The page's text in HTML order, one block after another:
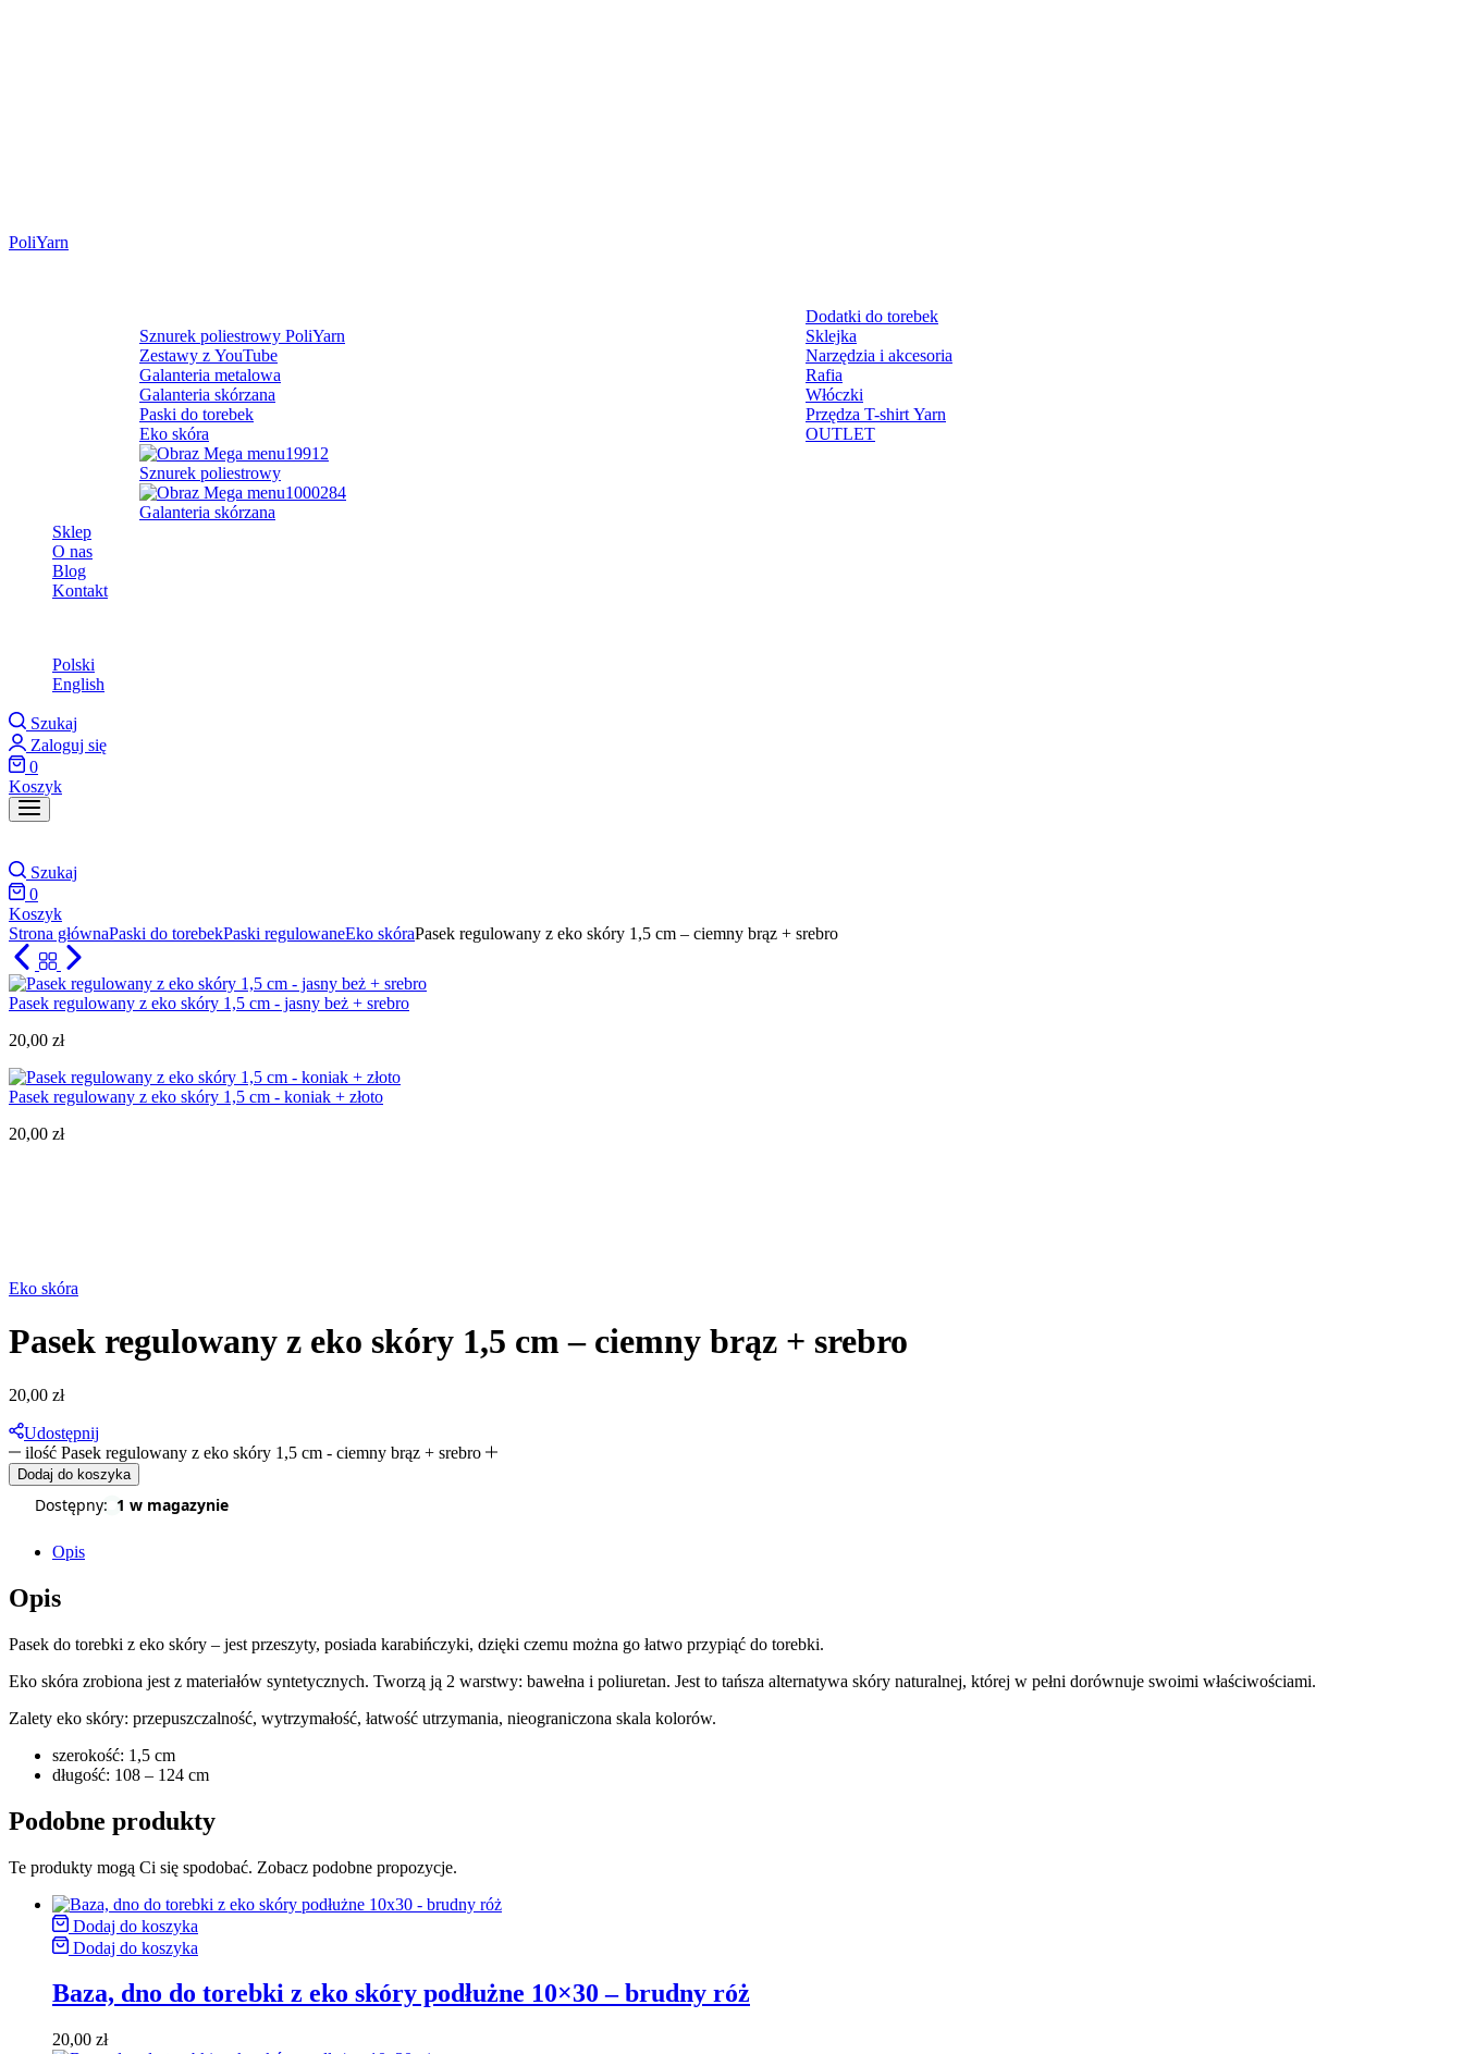
PoliYarn
Sznurek poliestrowy PoliYarn
Zestawy z YouTube
Galanteria metalowa
Galanteria skórzana
Paski do torebek
Eko skóra
Dodatki do torebek
Sklejka
Narzędzia i akcesoria
Rafia
Włóczki
Przędza T-shirt Yarn
OUTLET
Sznurek poliestrowy
Galanteria skórzana
Sklep
O nas
Blog
Kontakt
Polski
English
Szukaj
Zaloguj się
0
Koszyk
Szukaj
0
Koszyk
Strona głównaPaski do torebekPaski regulowaneEko skóraPasek regulowany z eko skóry 1,5 cm – ciemny brąz + srebro
Pasek regulowany z eko skóry 1,5 cm - jasny beż + srebro
20,00 zł
Pasek regulowany z eko skóry 1,5 cm - koniak + złoto
20,00 zł
Eko skóra
Pasek regulowany z eko skóry 1,5 cm – ciemny brąz + srebro
20,00 zł
Udostępnij
ilość Pasek regulowany z eko skóry 1,5 cm - ciemny brąz + srebro
Dodaj do koszyka
Dostępny: 1 w magazynie
Opis
Opis
Pasek do torebki z eko skóry – jest przeszyty, posiada karabińczyki, dzięki czemu można go łatwo przypiąć do torebki.
Eko skóra zrobiona jest z materiałów syntetycznych. Tworzą ją 2 warstwy: bawełna i poliuretan. Jest to tańsza alternatywa skóry naturalnej, której w pełni dorównuje swoimi właściwościami.
Zalety eko skóry: przepuszczalność, wytrzymałość, łatwość utrzymania, nieograniczona skala kolorów.
szerokość: 1,5 cm
długość: 108 – 124 cm
Podobne produkty
Te produkty mogą Ci się spodobać. Zobacz podobne propozycje.
Dodaj do koszyka
Dodaj do koszyka
Baza, dno do torebki z eko skóry podłużne 10×30 – brudny róż
20,00 zł